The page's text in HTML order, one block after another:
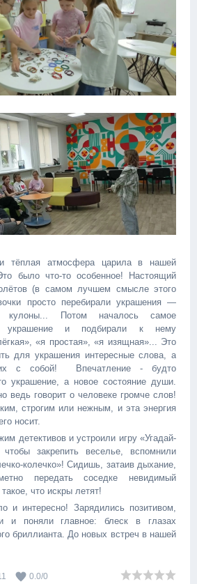
тёплая атмосфера царила в нашей
было что-то особенное! Настоящий
(в самом лучшем смысле этого
просто перебирали украшения —
кулоны... Потом началось самое
украшение и подбирали к нему
«я простая», «я изящная»... Это
для украшения интересные слова, а
их с собой! Впечатление - будто
украшение, а новое состояние души.
ведь говорит о человеке громче слов!
строгим или нежным, и эта энергия
носит.
детективов и устроили игру «Угадай-
закрепить веселье, вспомнили
колечко»! Сидишь, затаив дыхание,
передать соседке невидимый
что искры летят!
интересно! Зарядились позитивом,
и поняли главное: блеск в глазах
бриллианта. До новых встреч в нашей
0.0/0